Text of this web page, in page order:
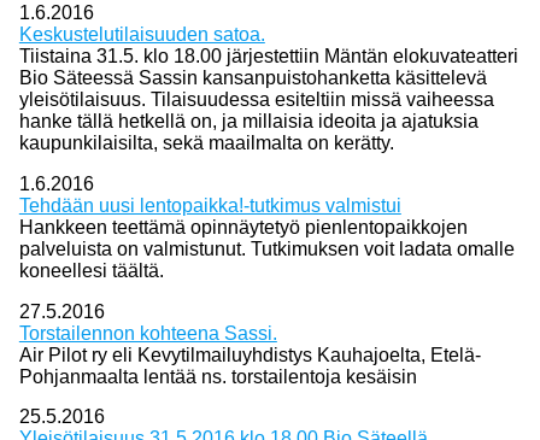
1.6.2016
Keskustelutilaisuuden satoa.
Tiistaina 31.5. klo 18.00 järjestettiin Mäntän elokuvateatteri
Bio Säteessä Sassin kansanpuistohanketta käsittelevä
yleisötilaisuus. Tilaisuudessa esiteltiin missä vaiheessa
hanke tällä hetkellä on, ja millaisia ideoita ja ajatuksia
kaupunkilaisilta, sekä maailmalta on kerätty.
1.6.2016
Tehdään uusi lentopaikka!-tutkimus valmistui
Hankkeen teettämä opinnäytetyö pienlentopaikkojen
palveluista on valmistunut. Tutkimuksen voit ladata omalle
koneellesi täältä.
27.5.2016
Torstailennon kohteena Sassi.
Air Pilot ry eli Kevytilmailuyhdistys Kauhajoelta, Etelä-
Pohjanmaalta lentää ns. torstailentoja kesäisin
25.5.2016